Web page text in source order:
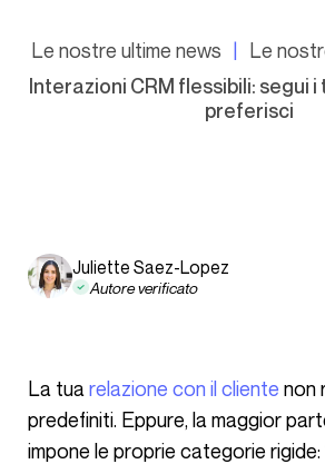
Le nostre ultime news
Le
Interazioni CRM flessibili: segui
preferisci
Juliette Saez-Lopez
Autore verificato
La tua relazione con il cliente non
predefiniti. Eppure, la maggior
impone le proprie categorie rigide: